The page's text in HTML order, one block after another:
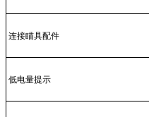
连接瞄具配件
低电量提示